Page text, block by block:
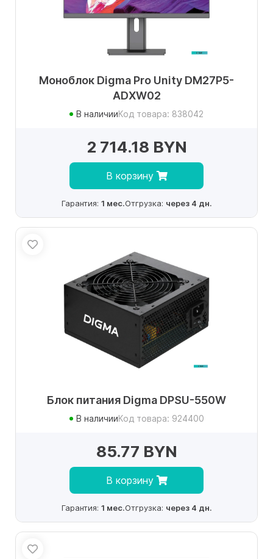
Моноблок Digma Pro Unity DM27P5-
ADXW02
В наличииКод товара: 838042
2 714.18 BYN
В корзину
Гарантия: 1 мес.Отгрузка: через 4 дн.
Блок питания Digma DPSU-550W
В наличииКод товара: 924400
85.77 BYN
В корзину
Гарантия: 1 мес.Отгрузка: через 4 дн.